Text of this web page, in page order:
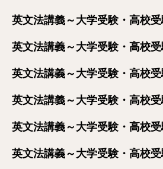
英文法講義～大学受験・高校受
英文法講義～大学受験・高校受
英文法講義～大学受験・高校受
英文法講義～大学受験・高校受
英文法講義～大学受験・高校受
英文法講義～大学受験・高校受